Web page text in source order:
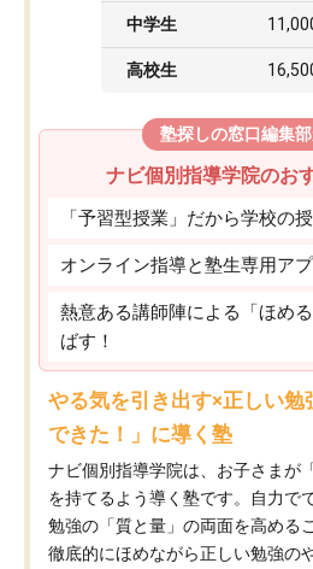
中学生
高校生
塾探しの窓口編集
ナビ個別指導学院のお
「予習型授業」だから学校の
オンライン指導と塾生専用ア
熱意ある講師陣による「ほめ
ばす！
やる気を引き出す×正しい
できた！」に導く塾
ナビ個別指導学院は、お子さまが
を持てるよう導く塾です。自力で
勉強の「質と量」の両面を高める
徹底的にほめながら正しい勉強の